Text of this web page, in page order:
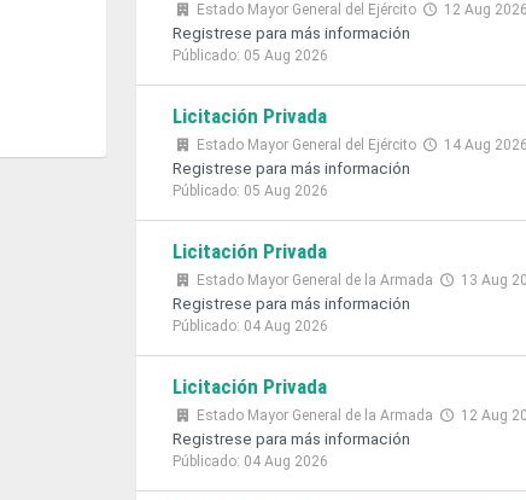
Estado Mayor General del Ejército 12 Aug
Registrese para más información
Públicado: 05 Aug 2026
Licitación Privada
Estado Mayor General del Ejército 14 Aug
Registrese para más información
Públicado: 05 Aug 2026
Licitación Privada
Estado Mayor General de la Armada 13 Aug
Registrese para más información
Públicado: 04 Aug 2026
Licitación Privada
Estado Mayor General de la Armada 12 Aug
Registrese para más información
Públicado: 04 Aug 2026